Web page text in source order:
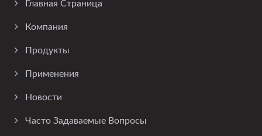
Главная Страница
Компания
Продукты
Применения
Новости
Часто Задаваемые Вопросы